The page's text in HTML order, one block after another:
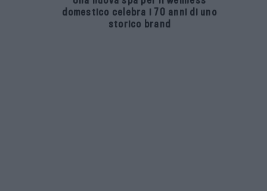
domestico celebra i 70 anni di uno
storico brand